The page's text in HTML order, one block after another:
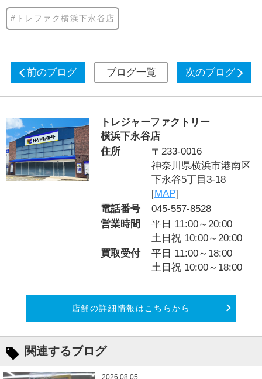
#トレファク横浜下永谷店
前のブログ ブログ一覧 次のブログ
トレジャーファクトリー
横浜下永谷店
住所
〒233-0016
神奈川県横浜市港南区
下永谷5丁目3-18
[MAP]
電話番号
045-557-8528
営業時間
平日 11:00～20:00
土日祝 10:00～20:00
買取受付
平日 11:00～18:00
土日祝 10:00～18:00
店舗の詳細情報はこちらから
関連するブログ
2026.08.05